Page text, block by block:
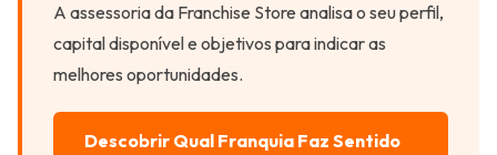
A assessoria da Franchise Store analisa o seu perfil,
capital disponível e objetivos para indicar as
melhores oportunidades.
Descobrir Qual Franquia Faz Sentido